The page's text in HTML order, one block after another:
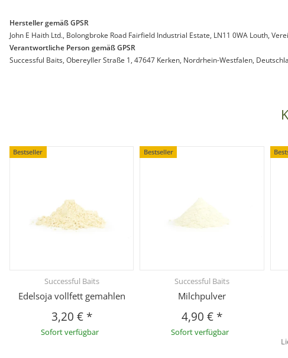
Hersteller gemäß GPSR
John E Haith Ltd., Bolongbroke Road Fairfield Industrial Estate, LN11 0WA Louth,
Verantwortliche Person gemäß GPSR
Successful Baits, Obereyller Straße 1, 47647 Kerken, Nordrhein-Westfalen,
Bestseller
Successful Baits
Edelsoja vollfett gemahlen
3,20 € *
Sofort verfügbar
Bestseller
Successful Baits
Milchpulver
4,90 € *
Sofort verfügbar